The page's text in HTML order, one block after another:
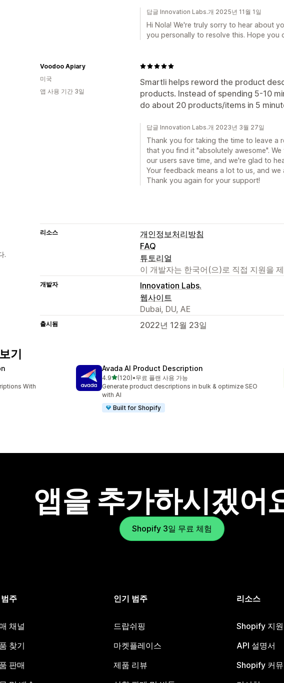
답글 Innovation Labs.개 2025년 11월 1일
Hi Nola! We're truly sorry to hear about
you personally to resolve this. Hope you
Smartli helps reword the product
products. Instead of spending 5-10
do about 20 products/items in 5
Voodoo Apiary
미국
앱 사용 기간 3일
답글 Innovation Labs.개 2023년 3월 27일
Thank you for taking the time to leave a
that you find it "absolutely awesome".
our users save time, and we're glad to
Your feedback means a lot to us, and
Thank you again for your support!
.
리소스
개인정보처리방침
FAQ
튜토리얼
이 개발자는 한국어(으)로 직접 지원을
개발자
Innovation Labs.
웹사이트
Dubai, DU, AE
출시됨 2022년 12월 23일
기
With
Avada AI Product Description
4.9별 5개 중
(120)
총 리뷰 120개
•무료 플랜 사용 가능
Generate product descriptions in bulk & optimize SEO
with AI
Built for Shopify
앱을 추가하시겠어
Shopify 3일 무료 체험
주
채널
찾기
판매
인기 범주
드랍쉬핑
마켓플레이스
제품 리뷰
리소스
Shopify 지원
API 설명서
Shopify 커